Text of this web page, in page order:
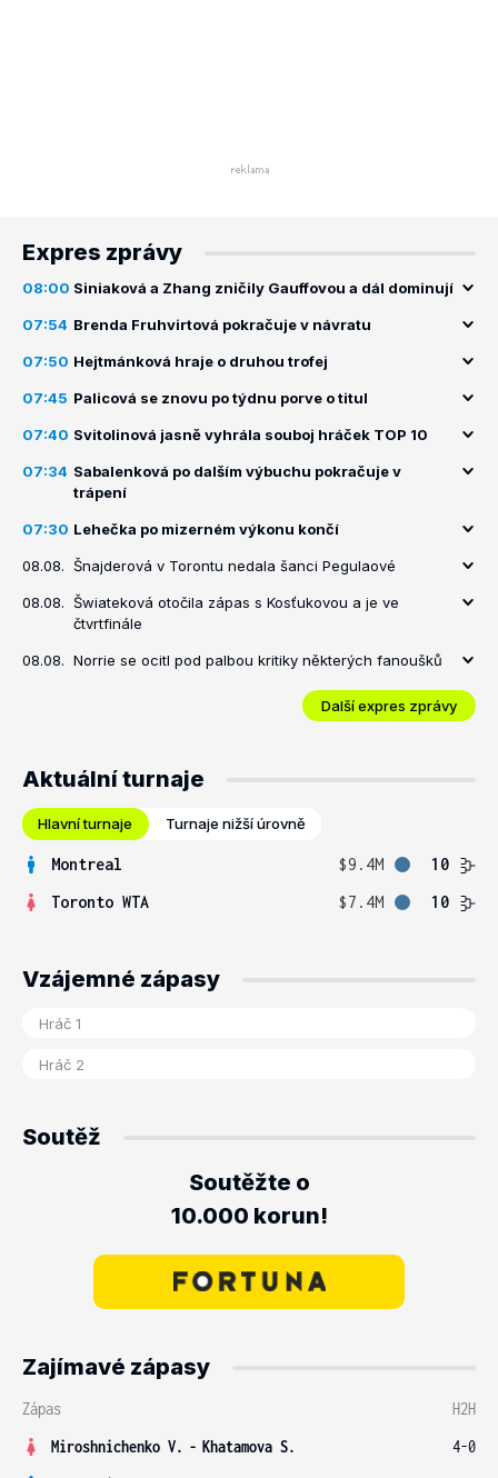
Expres zprávy
08:00 Siniaková a Zhang zničily Gauffovou a dál dominují
07:54 Brenda Fruhvirtová pokračuje v návratu
07:50 Hejtmánková hraje o druhou trofej
07:45 Palicová se znovu po týdnu porve o titul
07:40 Svitolinová jasně vyhrála souboj hráček TOP 10
07:34 Sabalenková po dalším výbuchu pokračuje v
trápení
07:30 Lehečka po mizerném výkonu končí
08.08. Šnajderová v Torontu nedala šanci Pegulaové
08.08. Šwiateková otočila zápas s Kosťukovou a je ve
čtvrtfinále
08.08. Norrie se ocitl pod palbou kritiky některých fanoušků
Další expres zprávy
Aktuální turnaje
Hlavní turnaje Turnaje nižší úrovně
Montreal $9.4M
10
Toronto WTA
$7.4M 10
Vzájemné zápasy
Soutěž
Soutěžte o
10.000 korun!
Zajímavé zápasy
Zápas
H2H
Miroshnichenko V. - Khatamova S.
4-0